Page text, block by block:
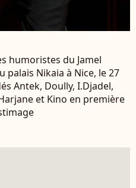
humoristes du Jamel
palais Nikaia à Nice, le 27
Antek, Doully, I.Djadel,
et Kino en première